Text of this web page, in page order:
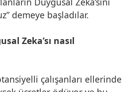
demeye başladılar.
Zeka’sı nasıl
çalışanları ellerinde